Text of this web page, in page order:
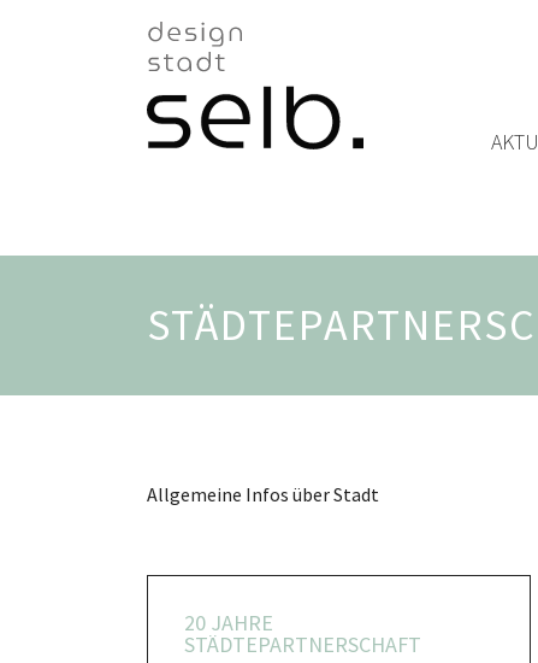
Allgemeine Infos über Stadt
20 JAHRE
STÄDTEPARTNERSCHAFT